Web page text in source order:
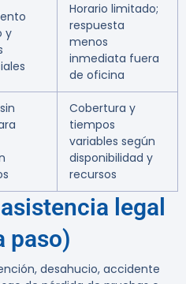
y
Horario limitado;
respuesta
menos
inmediata fuera
de oficina
Cobertura y
tiempos
variables según
disponibilidad y
recursos
legal
paso)
desahucio, accidente